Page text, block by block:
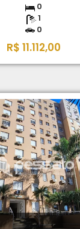
0
1
0
R$ 11.112,00